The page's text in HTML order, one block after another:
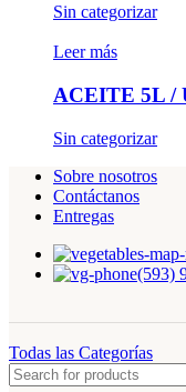
Sin categorizar
Leer más
ACEITE 5L /
Sin categorizar
Sobre nosotros
Contáctanos
Entregas
(593)
Todas las Categorías